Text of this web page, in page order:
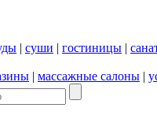
| суши | гостиницы |
| массажные салоны |